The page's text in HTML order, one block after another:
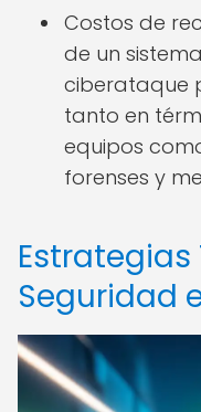
Costos de
de un
ciberataque
tanto en
equipos
forenses y
Seguridad